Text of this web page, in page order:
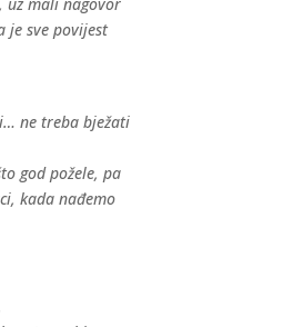
je sve povijest
ne treba bježati
god požele, pa
kada nađemo